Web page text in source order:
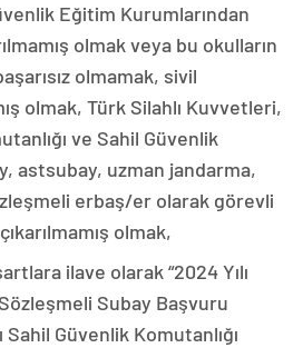
Eğitim Kurumlarından
olmak veya bu okulların
olmamak, sivil
olmak, Türk Silahlı Kuvvetleri,
ve Sahil Güvenlik
astsubay, uzman jandarma,
erbaş/er olarak görevli
olmak,
ilave olarak “2024 Yılı
Subay Başvuru
Sahil Güvenlik Komutanlığı